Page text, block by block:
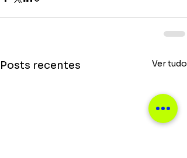
Posts recentes Ver tudo